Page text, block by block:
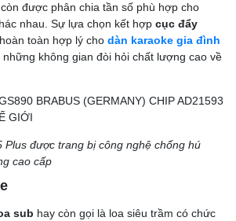
được phân chia tần số phù hợp cho
nhau. Sự lựa chọn kết hợp cục đẩy
toàn hợp lý cho dàn karaoke gia đình
không gian đòi hỏi chất lượng cao về
Plus được trang bị công nghệ chống hú
cao cấp
sub hay còn gọi là loa siêu trầm có chức